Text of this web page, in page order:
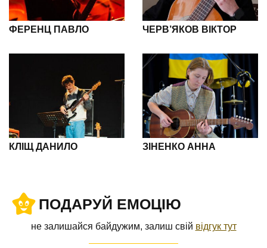
ФЕРЕНЦ ПАВЛО ЧЕРВ’ЯКОВ ВІКТОР
КЛІЩ ДАНИЛО ЗІНЕНКО АННА
ПОДАРУЙ ЕМОЦІЮ
не залишайся байдужим, залиш свій відгук тут